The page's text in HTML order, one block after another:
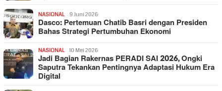
NASIONAL 9 Juni 2026
Dasco: Pertemuan Chatib Basri dengan Presiden
Bahas Strategi Pertumbuhan Ekonomi
NASIONAL 10 Mei 2026
Jadi Bagian Rakernas PERADI SAI 2026, Ongki
Saputra Tekankan Pentingnya Adaptasi Hukum Era
Digital